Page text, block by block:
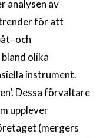
analysen av
för att
och
olika
instrument.
Dessa förvaltare
upplever
(mergers